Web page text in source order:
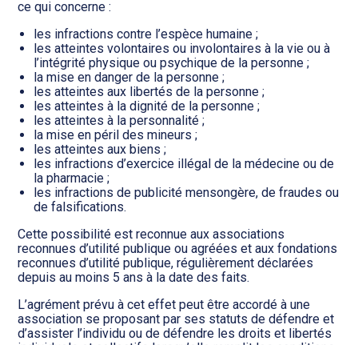
ce qui concerne :
les infractions contre l’espèce humaine ;
les atteintes volontaires ou involontaires à la vie ou à
l’intégrité physique ou psychique de la personne ;
la mise en danger de la personne ;
les atteintes aux libertés de la personne ;
les atteintes à la dignité de la personne ;
les atteintes à la personnalité ;
la mise en péril des mineurs ;
les atteintes aux biens ;
les infractions d’exercice illégal de la médecine ou de
la pharmacie ;
les infractions de publicité mensongère, de fraudes ou
de falsifications.
Cette possibilité est reconnue aux associations
reconnues d’utilité publique ou agréées et aux fondations
reconnues d’utilité publique, régulièrement déclarées
depuis au moins 5 ans à la date des faits.
L’agrément prévu à cet effet peut être accordé à une
association se proposant par ses statuts de défendre et
d’assister l’individu ou de défendre les droits et libertés